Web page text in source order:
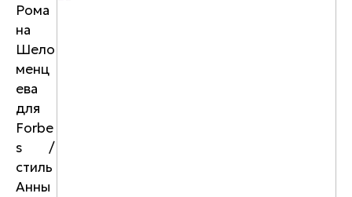
Рома
на
Шело
менц
ева
для
Forbe
s /
стиль
Анны